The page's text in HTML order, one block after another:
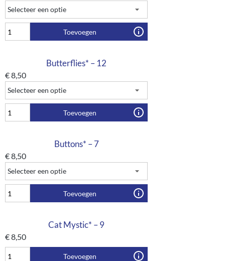
Toevoegen
Butterflies* – 12
€8,50
Toevoegen
Buttons* – 7
€8,50
Toevoegen
Cat Mystic* – 9
€8,50
Toevoegen